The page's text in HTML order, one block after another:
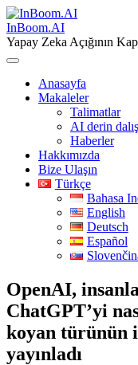
Skip
to
content
InBoom.AI
Yapay Zeka Açığının
Anasayfa
Makaleler
Talimatlar
AI derin
Haberler
Hakkımızda
Bize Ulaşın
Türkçe
Bahasa
English
Deutsch
Español
OpenAI,
ChatGPT’yi
koyan türünün
yayınladı